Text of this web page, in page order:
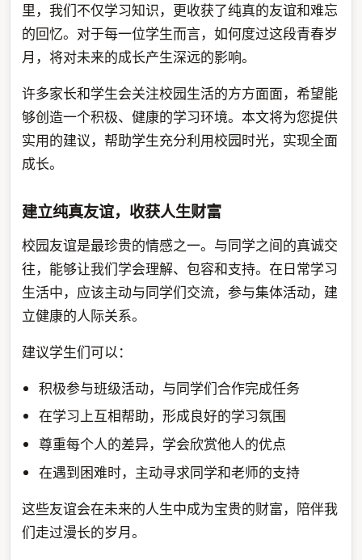
里，我们不仅学习知识，更收获了纯真的友谊和难忘
的回忆。对于每一位学生而言，如何度过这段青春岁
月，将对未来的成长产生深远的影响。
许多家长和学生会关注校园生活的方方面面，希望能
够创造一个积极、健康的学习环境。本文将为您提供
实用的建议，帮助学生充分利用校园时光，实现全面
成长。
建立纯真友谊，收获人生财富
校园友谊是最珍贵的情感之一。与同学之间的真诚交
往，能够让我们学会理解、包容和支持。在日常学习
生活中，应该主动与同学们交流，参与集体活动，建
立健康的人际关系。
建议学生们可以：
积极参与班级活动，与同学们合作完成任务
在学习上互相帮助，形成良好的学习氛围
尊重每个人的差异，学会欣赏他人的优点
在遇到困难时，主动寻求同学和老师的支持
这些友谊会在未来的人生中成为宝贵的财富，陪伴我
们走过漫长的岁月。